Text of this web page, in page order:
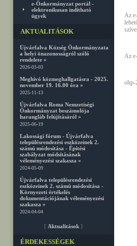
e-Önkormányzat portál -
elektronikusan indítható
ügyek
AKTUALITÁSOK
Újvárfalva Község Önkormányzata
a helyi önazonosságról szóló
rendelete »
2026-03-03
Meghívó közmeghallgatásra - 2025.
november 19. 16.00 óra »
2025-11-13
Újvárfalva Roma Nemzetiségi
Önkormányzat beszámolója
harangláb felújításáról »
2025-06-19
Lakossági fórum - Újvárfalva
településrendezési eszközeinek 2.
számú módosítása - Építési
szabályzat módsításának
véleményezési szakasza »
2024-05-09
Újvárfalva településrendezési
eszközeinek 2. számú módosítása -
Környezeti értékelés
dokumentációjának véleményezési
szakasza »
2024-04-04
[ Aktualitások ]
ÉRDEKESSÉGEK
Az
Az
ohp-